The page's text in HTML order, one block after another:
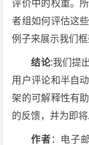
评价中的权重。
者组如何评估这
例子来展示我们框
结论:我们提
用户评论和半自
架的可解释性有
的反馈，并为即
作者 ：电子